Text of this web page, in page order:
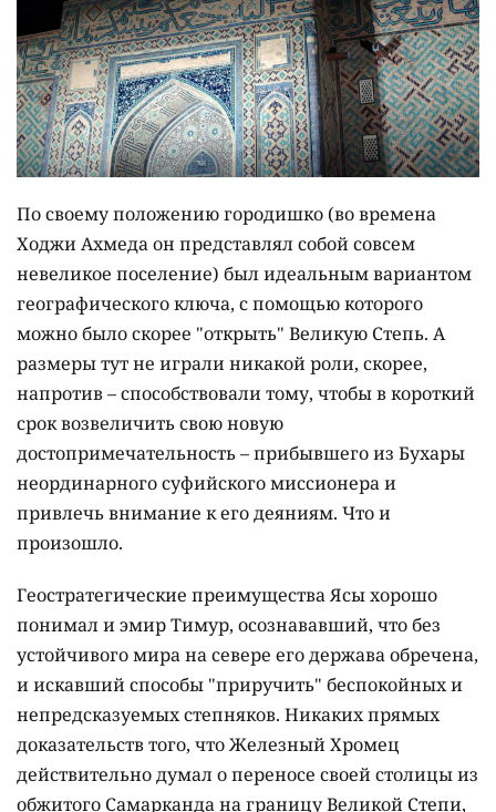
По своему положению городишко (во времена
Ходжи Ахмеда он представлял собой совсем
невеликое поселение) был идеальным вариантом
географического ключа, с помощью которого
можно было скорее "открыть" Великую Степь. А
размеры тут не играли никакой роли, скорее,
напротив – способствовали тому, чтобы в короткий
срок возвеличить свою новую
достопримечательность – прибывшего из Бухары
неординарного суфийского миссионера и
привлечь внимание к его деяниям. Что и
произошло.
Геостратегические преимущества Ясы хорошо
понимал и эмир Тимур, осознававший, что без
устойчивого мира на севере его держава обречена,
и искавший способы "приручить" беспокойных и
непредсказуемых степняков. Никаких прямых
доказательств того, что Железный Хромец
действительно думал о переносе своей столицы из
обжитого Самарканда на границу Великой Степи,